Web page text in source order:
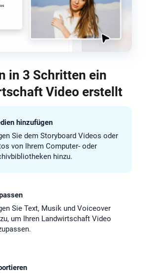
in 3 Schritten ein
Video erstellt
hinzufügen
Sie dem Storyboard Videos oder
von Ihrem Computer- oder
hinzu.
Sie Text, Musik und Voiceover
um Ihren Landwirtschaft Video